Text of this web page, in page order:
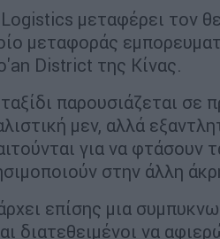
μεταφέρει τον
μεταφοράς
District της Κίνας.
παρουσιάζεται σε
μεν, αλλά
για να
στην άλλη
επίσης μια
διατεθειμένοι να